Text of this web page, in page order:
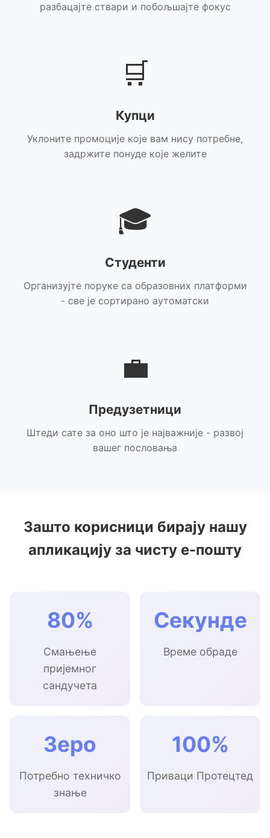
разбацајте ствари и побољшајте фокус
🛒
Купци
Уклоните промоције које вам нису потребне,
задржите понуде које желите
🎓
Студенти
Организујте поруке са образовних платформи
- све је сортирано аутоматски
💼
Предузетници
Штеди сате за оно што је најважније - развој
вашег пословања
Зашто корисници бирају нашу
апликацију за чисту е-пошту
80%
Смањење
пријемног
сандучета
Секунде
Време обраде
Зеро
Потребно техничко
знање
100%
Приваци Протецтед